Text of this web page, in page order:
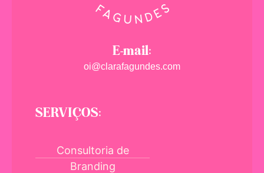
E-mail:
oi@clarafagundes.com
SERVIÇOS:
Consultoria de
Branding